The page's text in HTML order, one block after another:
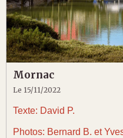
Mornac
Le 15/11/2022
Texte: David P.
Photos: Bernard B. et